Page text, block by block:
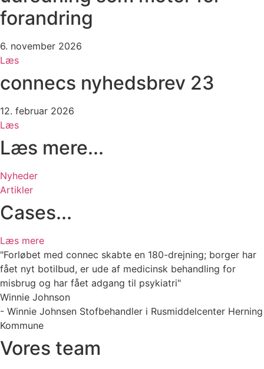
forandring
6. november 2026
Læs
connecs nyhedsbrev 23
12. februar 2026
Læs
Læs mere...
Nyheder
Artikler
Cases...
Læs mere
"Forløbet med connec skabte en 180-drejning; borger har
fået nyt botilbud, er ude af medicinsk behandling for
misbrug og har fået adgang til psykiatri"
Winnie Johnson
- Winnie Johnsen Stofbehandler i Rusmiddelcenter Herning
Kommune
Vores team